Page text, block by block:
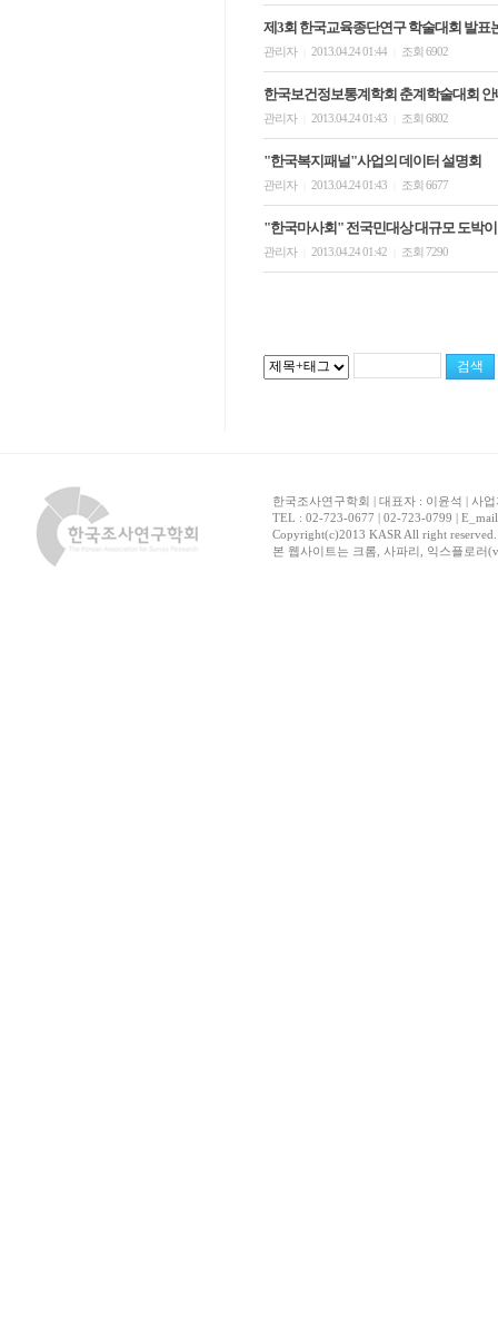
제3회 한국교육종단연구 학술대회 발표
관리자 2013.04.24 01:44 조회 6902
한국보건정보통계학회 춘계학술대회 안
관리자 2013.04.24 01:43 조회 6802
"한국복지패널"사업의 데이터 설명회
관리자 2013.04.24 01:43 조회 6677
"한국마사회" 전국민대상 대규모 도박
관리자 2013.04.24 01:42 조회 7290
한국조사연구학회 | 대표자 : 이윤석 | 사
TEL : 02-723-0677 | 02-723-0799 | E_mail
Copyright(c)2013 KASR All right
본 웹사이트는 크롬, 사파리, 익스플로러